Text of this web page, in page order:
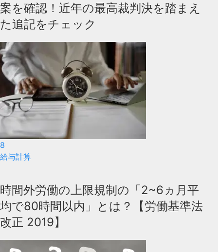
案を確認！近年の最高裁判決を踏まえ
た追記をチェック
8
給与計算
時間外労働の上限規制の「2~6ヵ月平
均で80時間以内」とは？【労働基準法
改正 2019】